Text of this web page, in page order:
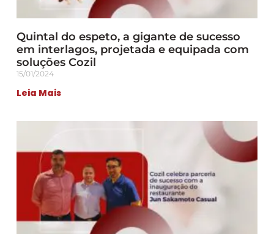
Quintal do espeto, a gigante de sucesso
em interlagos, projetada e equipada com
soluções Cozil
15/01/2024
Leia Mais